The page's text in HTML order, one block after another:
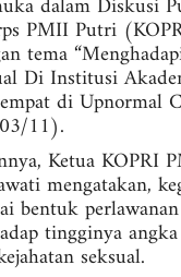
PMII Putri
tema
Di Institusi
di Upnormal
11).
Ketua KOPRI
mengatakan,
bentuk
tingginya
seksual.